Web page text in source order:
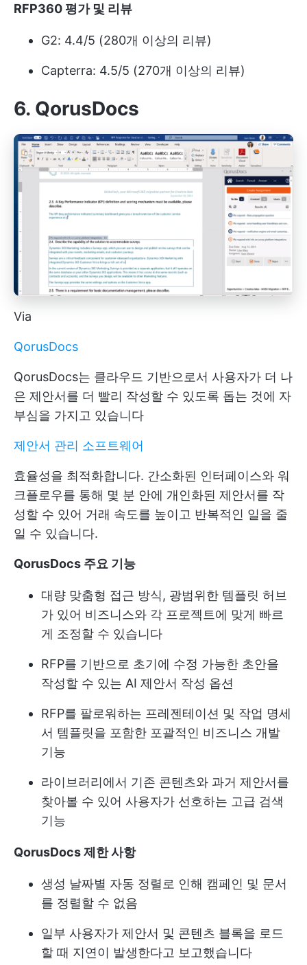
RFP360 평가 및 리뷰
G2: 4.4/5 (280개 이상의 리뷰)
Capterra: 4.5/5 (270개 이상의 리뷰)
6. QorusDocs
Via
QorusDocs
QorusDocs는 클라우드 기반으로서 사용자가 더 나
은 제안서를 더 빨리 작성할 수 있도록 돕는 것에 자
부심을 가지고 있습니다
제안서 관리 소프트웨어
효율성을 최적화합니다. 간소화된 인터페이스와 워
크플로우를 통해 몇 분 안에 개인화된 제안서를 작
성할 수 있어 거래 속도를 높이고 반복적인 일을 줄
일 수 있습니다.
QorusDocs 주요 기능
대량 맞춤형 접근 방식, 광범위한 템플릿 허브
가 있어 비즈니스와 각 프로젝트에 맞게 빠르
게 조정할 수 있습니다
RFP를 기반으로 초기에 수정 가능한 초안을
작성할 수 있는 AI 제안서 작성 옵션
RFP를 팔로워하는 프레젠테이션 및 작업 명세
서 템플릿을 포함한 포괄적인 비즈니스 개발
기능
라이브러리에서 기존 콘텐츠와 과거 제안서를
찾아볼 수 있어 사용자가 선호하는 고급 검색
기능
QorusDocs 제한 사항
생성 날짜별 자동 정렬로 인해 캠페인 및 문서
를 정렬할 수 없음
일부 사용자가 제안서 및 콘텐츠 블록을 로드
할 때 지연이 발생한다고 보고했습니다